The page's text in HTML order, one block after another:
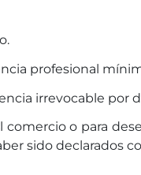
profesional
irrevocable
comercio o para
sido declarados